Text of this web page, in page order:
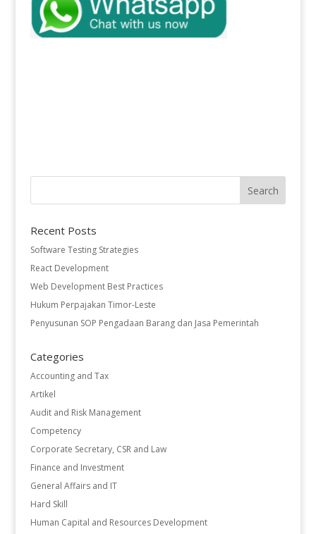
Recent Posts
Software Testing Strategies
React Development
Web Development Best Practices
Hukum Perpajakan Timor-Leste
Penyusunan SOP Pengadaan Barang dan Jasa Pemerintah
Categories
Accounting and Tax
Artikel
Audit and Risk Management
Competency
Corporate Secretary, CSR and Law
Finance and Investment
General Affairs and IT
Hard Skill
Human Capital and Resources Development